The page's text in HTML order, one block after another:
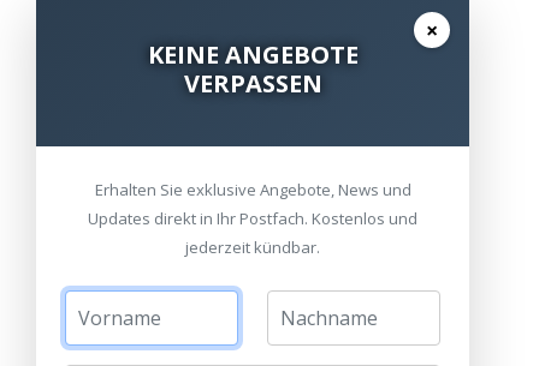
×
KEINE ANGEBOTE
VERPASSEN
Erhalten Sie exklusive Angebote, News und
Updates direkt in Ihr Postfach. Kostenlos und
jederzeit kündbar.